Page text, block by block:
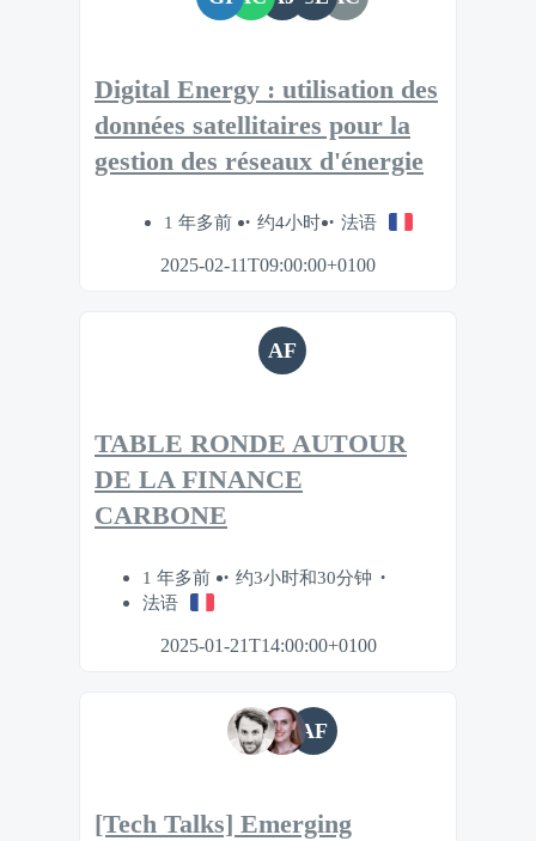
Digital Energy : utilisation des
données satellitaires pour la
gestion des réseaux d'énergie
1 年多前 约4小时 法语
2025-02-11T09:00:00+0100
AF
TABLE RONDE AUTOUR
DE LA FINANCE
CARBONE
1 年多前
约3小时和30分钟
法语
2025-01-21T14:00:00+0100
AF
[Tech Talks] Emerging